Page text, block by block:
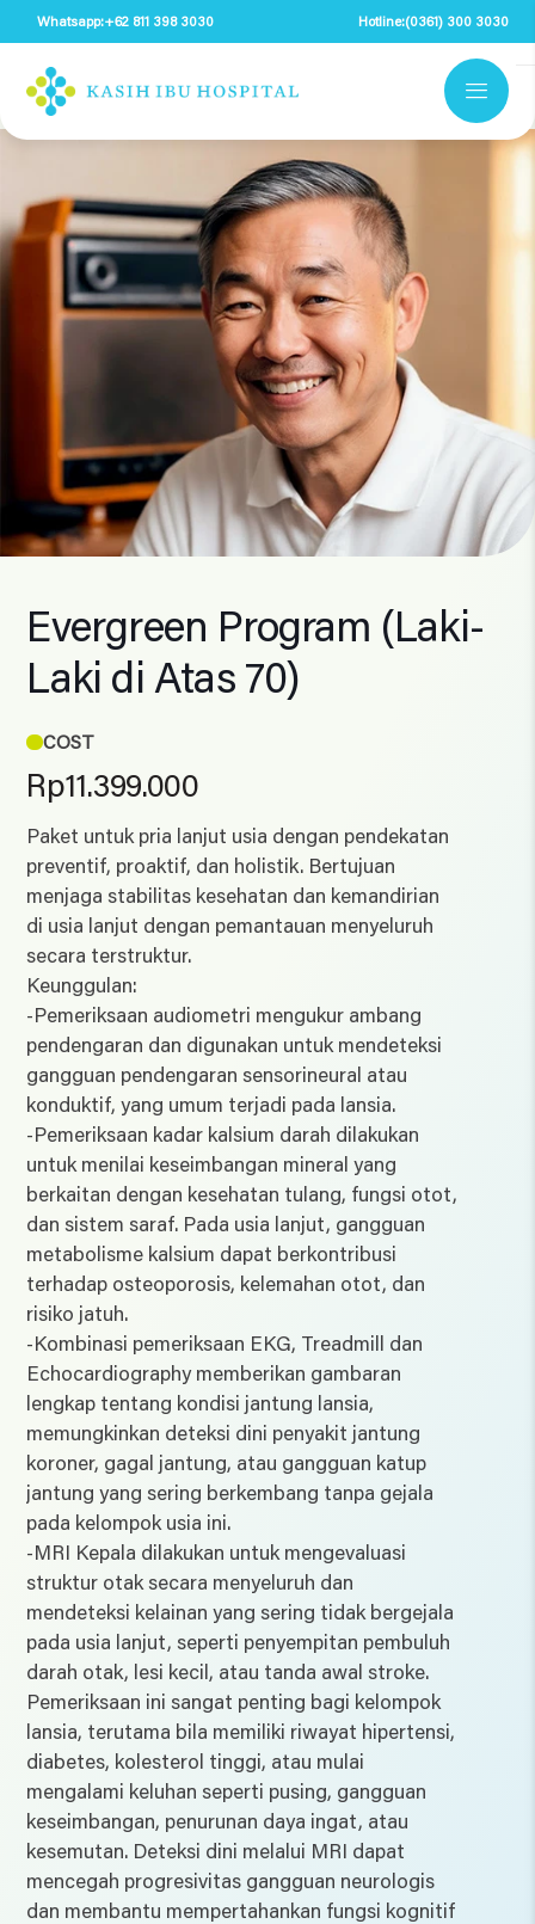
Whatsapp:+62 811 398 3030 Hotline:(0361) 300 3030
Evergreen Program (Laki-
Laki di Atas 70)
Paket untuk pria lanjut usia dengan pendekatan
preventif, proaktif, dan holistik. Bertujuan
menjaga stabilitas kesehatan dan kemandirian
di usia lanjut dengan pemantauan menyeluruh
secara terstruktur.
Keunggulan:
-Pemeriksaan audiometri mengukur ambang
pendengaran dan digunakan untuk mendeteksi
gangguan pendengaran sensorineural atau
konduktif, yang umum terjadi pada lansia.
-Pemeriksaan kadar kalsium darah dilakukan
untuk menilai keseimbangan mineral yang
berkaitan dengan kesehatan tulang, fungsi otot,
dan sistem saraf. Pada usia lanjut, gangguan
metabolisme kalsium dapat berkontribusi
terhadap osteoporosis, kelemahan otot, dan
risiko jatuh.
-Kombinasi pemeriksaan EKG, Treadmill dan
Echocardiography memberikan gambaran
lengkap tentang kondisi jantung lansia,
memungkinkan deteksi dini penyakit jantung
koroner, gagal jantung, atau gangguan katup
jantung yang sering berkembang tanpa gejala
pada kelompok usia ini.
-MRI Kepala dilakukan untuk mengevaluasi
struktur otak secara menyeluruh dan
mendeteksi kelainan yang sering tidak bergejala
pada usia lanjut, seperti penyempitan pembuluh
darah otak, lesi kecil, atau tanda awal stroke.
Pemeriksaan ini sangat penting bagi kelompok
lansia, terutama bila memiliki riwayat hipertensi,
diabetes, kolesterol tinggi, atau mulai
mengalami keluhan seperti pusing, gangguan
keseimbangan, penurunan daya ingat, atau
kesemutan. Deteksi dini melalui MRI dapat
mencegah progresivitas gangguan neurologis
dan membantu mempertahankan fungsi kognitif
COST
Rp11.399.000